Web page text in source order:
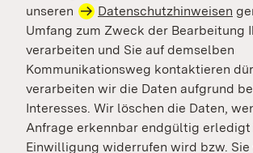
unseren
Datenschutzhinweisen
Umfang zum Zweck der Bearbeitung
verarbeiten und Sie auf demselben
Kommunikationsweg kontaktieren
verarbeiten wir die Daten aufgrund
Interesses. Wir löschen die Daten,
Anfrage erkennbar endgültig erledigt
Einwilligung widerrufen wird bzw.